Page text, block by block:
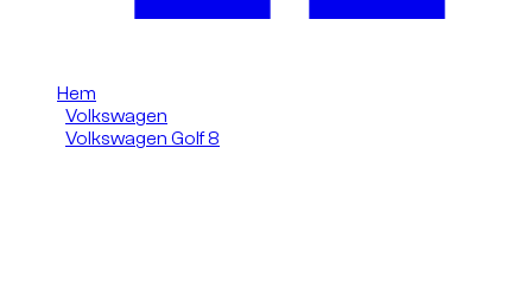
Hem
Volkswagen
Volkswagen Golf 8